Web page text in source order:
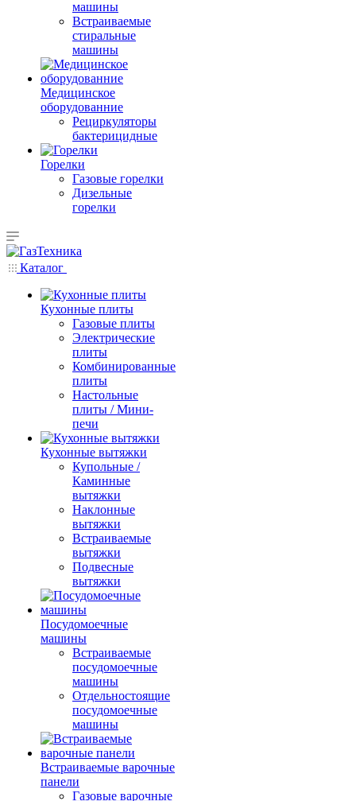
машины
Встраиваемые
стиральные
машины
Медицинское
оборудованние
Рециркуляторы
бактерицидные
Горелки
Газовые горелки
Дизельные
горелки
Каталог
Кухонные плиты
Газовые плиты
Электрические
плиты
Комбинированные
плиты
Настольные
плиты / Мини-
печи
Кухонные вытяжки
Купольные /
Каминные
вытяжки
Наклонные
вытяжки
Встраиваемые
вытяжки
Подвесные
вытяжки
Посудомоечные
машины
Встраиваемые
посудомоечные
машины
Отдельностоящие
посудомоечные
машины
Встраиваемые варочные
панели
Газовые варочные